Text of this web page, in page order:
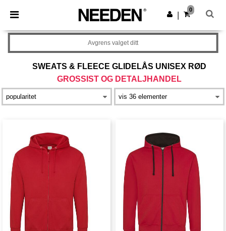
× Needen-app
Bedre priser i appen!
Last ned app
0
SWEATS & FLEECE GLIDELÅS UNISEX RØD
GROSSIST OG DETALJHANDEL
Avgrens valget ditt